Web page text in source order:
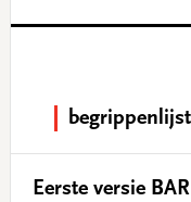
begrippenlijst
Eerste versie